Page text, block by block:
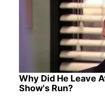
Why Did He Leave
Show's Run?